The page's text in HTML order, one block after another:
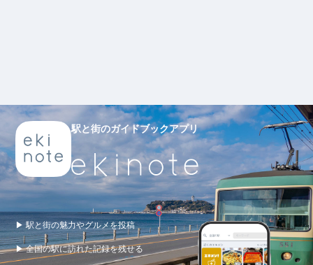
駅と街のガイドブックアプリ
▶ 駅と街の魅力やグルメを投稿
▶ 全国の駅に訪れた記録を残せる